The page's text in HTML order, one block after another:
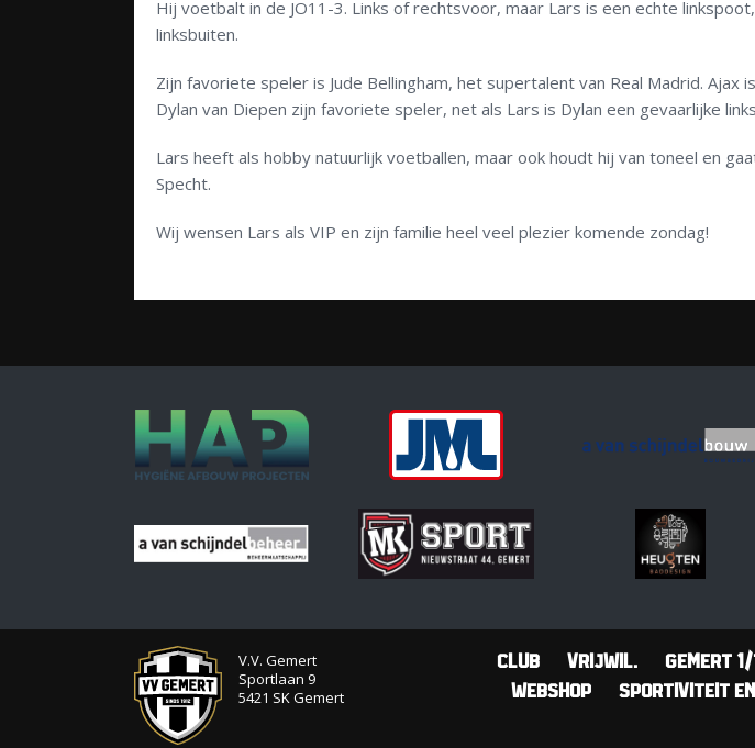
Hij voetbalt in de JO11-3. Links of rechtsvoor, maar Lars is een echte
linksbuiten.
Zijn favoriete speler is Jude Bellingham, het supertalent van Real Madrid. Ajax
Dylan van Diepen zijn favoriete speler, net als Lars is Dylan een gevaarlijke
Lars heeft als hobby natuurlijk voetballen, maar ook houdt hij van toneel en
Specht.
Wij wensen Lars als VIP en zijn familie heel veel plezier komende zondag!
V.V. Gemert
Sportlaan 9
5421 SK Gemert
Club Vrijwil. Gemert
Webshop
Sportiviteit en